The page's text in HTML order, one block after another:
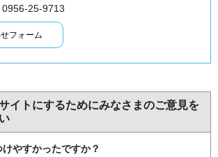
25-9713
イトにするためにみなさまのご意見を
やすかったですか？